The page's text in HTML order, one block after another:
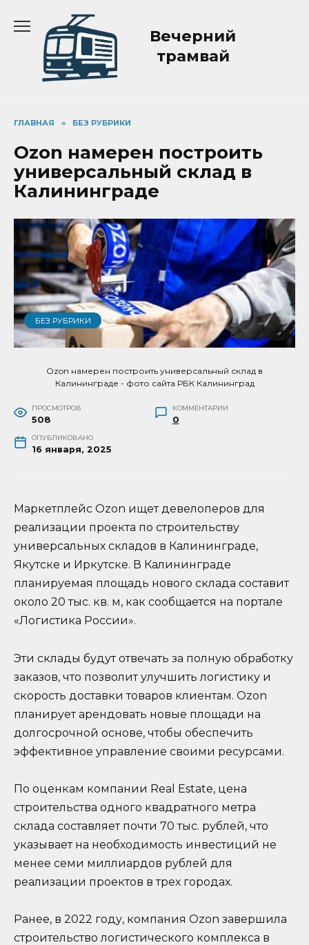
содержанию
Вечерний
трамвай
ГЛАВНАЯ » БЕЗ РУБРИКИ
Ozon намерен построить
универсальный склад в
Калининграде
БЕЗ РУБРИКИ
Ozon намерен построить универсальный склад в
Калининграде - фото сайта РБК Калининград
ПРОСМОТРОВ
508
КОММЕНТАРИИ
0
ОПУБЛИКОВАНО
16 января, 2025
Маркетплейс Ozon ищет девелоперов для
реализации проекта по строительству
универсальных складов в Калининграде,
Якутске и Иркутске. В Калининграде
планируемая площадь нового склада составит
около 20 тыс. кв. м, как сообщается на портале
«Логистика России».
Эти склады будут отвечать за полную обработку
заказов, что позволит улучшить логистику и
скорость доставки товаров клиентам. Ozon
планирует арендовать новые площади на
долгосрочной основе, чтобы обеспечить
эффективное управление своими ресурсами.
По оценкам компании Real Estate, цена
строительства одного квадратного метра
склада составляет почти 70 тыс. рублей, что
указывает на необходимость инвестиций не
менее семи миллиардов рублей для
реализации проектов в трех городах.
Ранее, в 2022 году, компания Ozon завершила
строительство логистического комплекса в